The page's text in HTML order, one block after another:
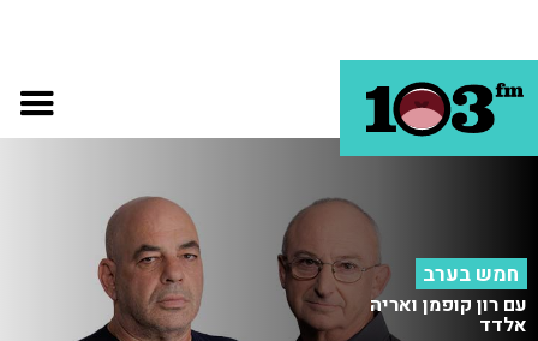
חמש בערב
עם רון קופמן ואריה
אלדד